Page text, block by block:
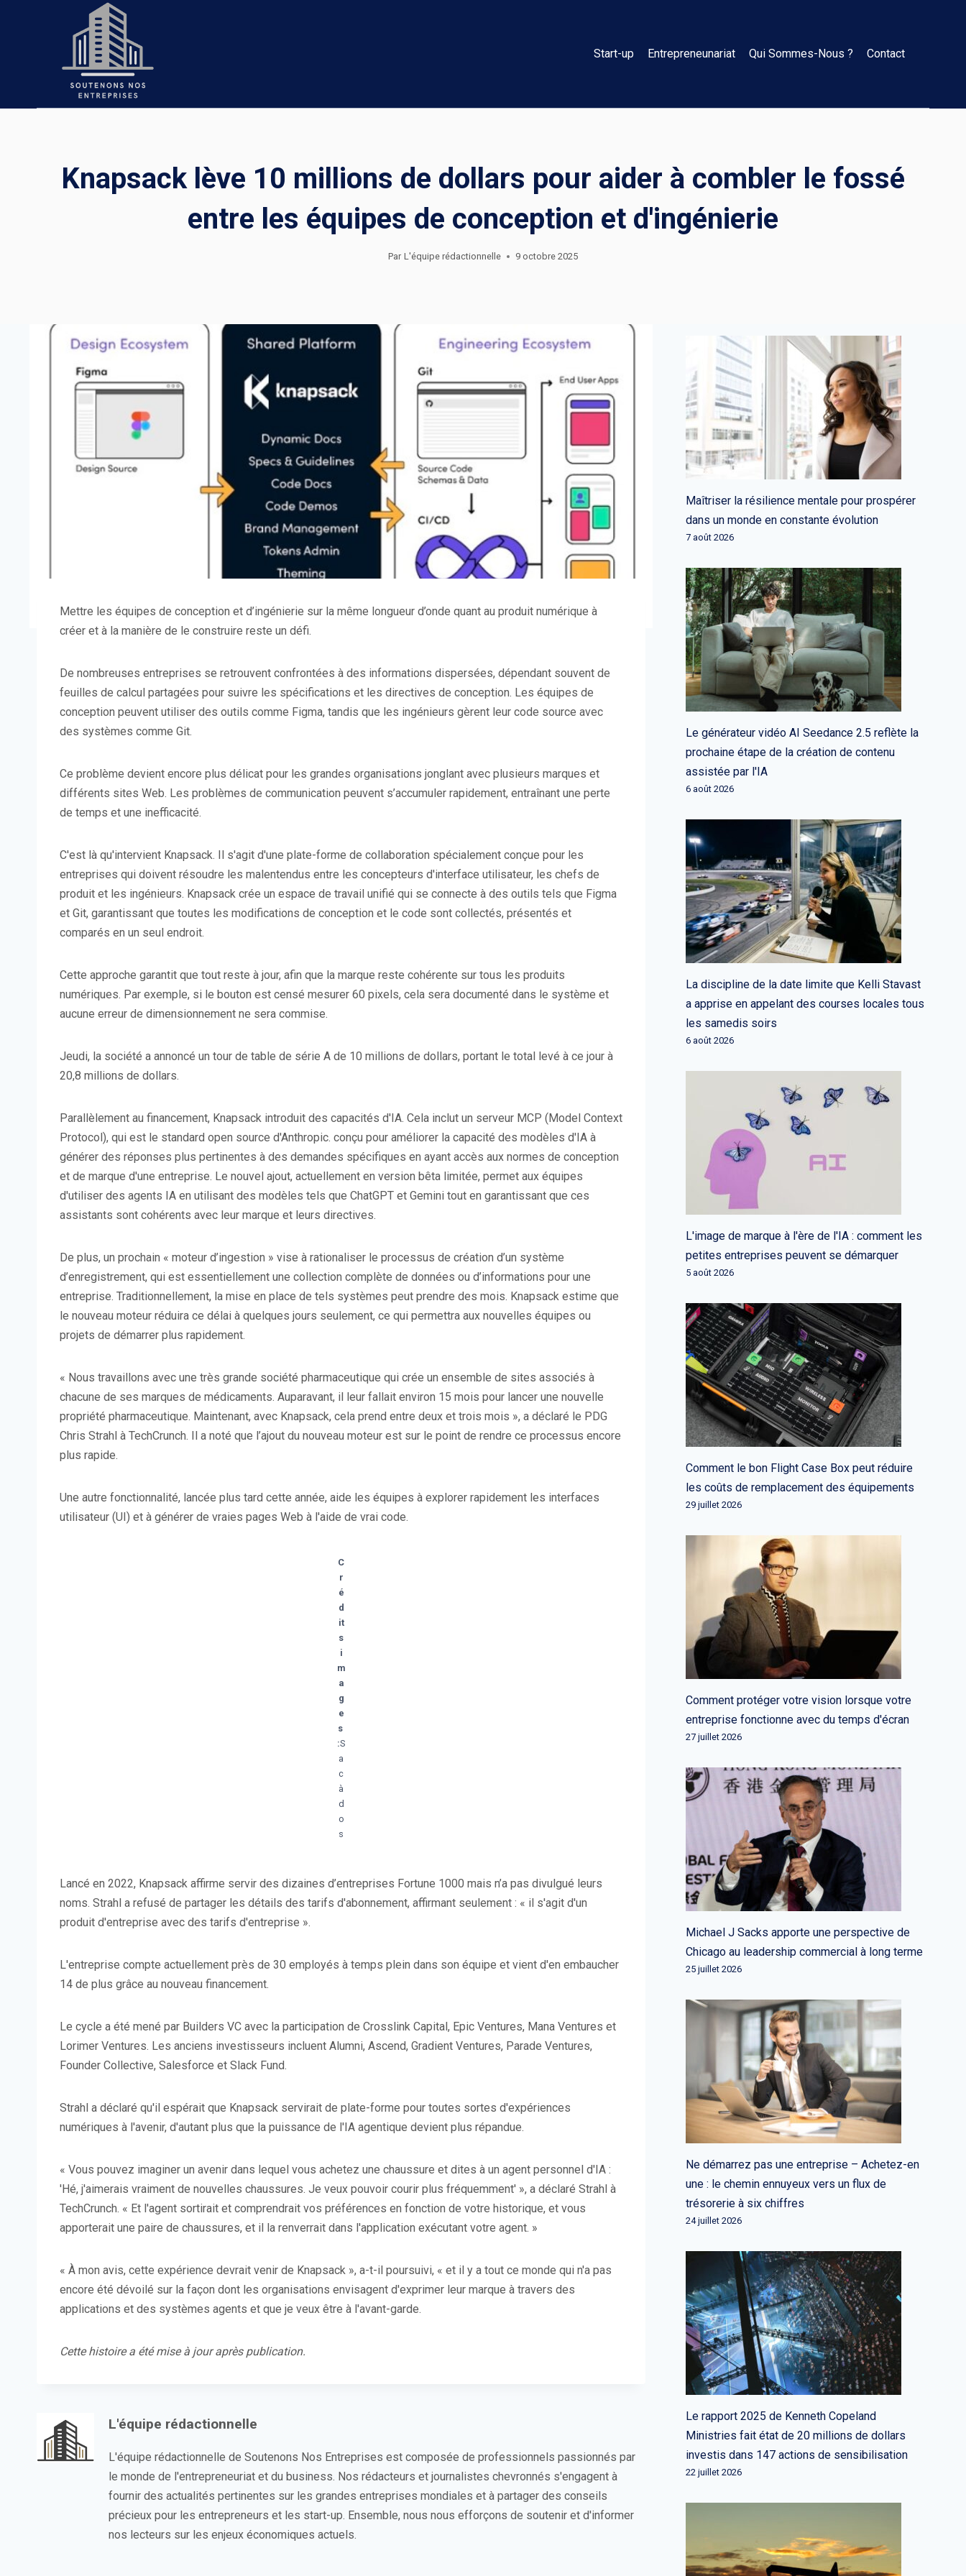
Start-up Entrepreneunariat Qui Sommes-Nous ? Contact
Knapsack lève 10 millions de dollars pour aider à combler le fossé
entre les équipes de conception et d'ingénierie
Par L'équipe rédactionnelle 9 octobre 2025
Mettre les équipes de conception et d’ingénierie sur la même longueur d’onde quant au produit numérique à
créer et à la manière de le construire reste un défi.
De nombreuses entreprises se retrouvent confrontées à des informations dispersées, dépendant souvent de
feuilles de calcul partagées pour suivre les spécifications et les directives de conception. Les équipes de
conception peuvent utiliser des outils comme Figma, tandis que les ingénieurs gèrent leur code source avec
des systèmes comme Git.
Ce problème devient encore plus délicat pour les grandes organisations jonglant avec plusieurs marques et
différents sites Web. Les problèmes de communication peuvent s’accumuler rapidement, entraînant une perte
de temps et une inefficacité.
C'est là qu'intervient Knapsack. Il s'agit d'une plate-forme de collaboration spécialement conçue pour les
entreprises qui doivent résoudre les malentendus entre les concepteurs d'interface utilisateur, les chefs de
produit et les ingénieurs. Knapsack crée un espace de travail unifié qui se connecte à des outils tels que Figma
et Git, garantissant que toutes les modifications de conception et le code sont collectés, présentés et
comparés en un seul endroit.
Cette approche garantit que tout reste à jour, afin que la marque reste cohérente sur tous les produits
numériques. Par exemple, si le bouton est censé mesurer 60 pixels, cela sera documenté dans le système et
aucune erreur de dimensionnement ne sera commise.
Jeudi, la société a annoncé un tour de table de série A de 10 millions de dollars, portant le total levé à ce jour à
20,8 millions de dollars.
Parallèlement au financement, Knapsack introduit des capacités d'IA. Cela inclut un serveur MCP (Model Context
Protocol), qui est le standard open source d'Anthropic. conçu pour améliorer la capacité des modèles d'IA à
générer des réponses plus pertinentes à des demandes spécifiques en ayant accès aux normes de conception
et de marque d'une entreprise. Le nouvel ajout, actuellement en version bêta limitée, permet aux équipes
d'utiliser des agents IA en utilisant des modèles tels que ChatGPT et Gemini tout en garantissant que ces
assistants sont cohérents avec leur marque et leurs directives.
De plus, un prochain « moteur d’ingestion » vise à rationaliser le processus de création d’un système
d’enregistrement, qui est essentiellement une collection complète de données ou d’informations pour une
entreprise. Traditionnellement, la mise en place de tels systèmes peut prendre des mois. Knapsack estime que
le nouveau moteur réduira ce délai à quelques jours seulement, ce qui permettra aux nouvelles équipes ou
projets de démarrer plus rapidement.
« Nous travaillons avec une très grande société pharmaceutique qui crée un ensemble de sites associés à
chacune de ses marques de médicaments. Auparavant, il leur fallait environ 15 mois pour lancer une nouvelle
propriété pharmaceutique. Maintenant, avec Knapsack, cela prend entre deux et trois mois », a déclaré le PDG
Chris Strahl à TechCrunch. Il a noté que l’ajout du nouveau moteur est sur le point de rendre ce processus encore
plus rapide.
Une autre fonctionnalité, lancée plus tard cette année, aide les équipes à explorer rapidement les interfaces
utilisateur (UI) et à générer de vraies pages Web à l'aide de vrai code.
C
r
é
d
it
s
i
m
a
g
e
s
:S
a
c
à
d
o
s
Lancé en 2022, Knapsack affirme servir des dizaines d’entreprises Fortune 1000 mais n’a pas divulgué leurs
noms. Strahl a refusé de partager les détails des tarifs d'abonnement, affirmant seulement : « il s'agit d'un
produit d'entreprise avec des tarifs d'entreprise ».
L'entreprise compte actuellement près de 30 employés à temps plein dans son équipe et vient d'en embaucher
14 de plus grâce au nouveau financement.
Le cycle a été mené par Builders VC avec la participation de Crosslink Capital, Epic Ventures, Mana Ventures et
Lorimer Ventures. Les anciens investisseurs incluent Alumni, Ascend, Gradient Ventures, Parade Ventures,
Founder Collective, Salesforce et Slack Fund.
Strahl a déclaré qu'il espérait que Knapsack servirait de plate-forme pour toutes sortes d'expériences
numériques à l'avenir, d'autant plus que la puissance de l'IA agentique devient plus répandue.
« Vous pouvez imaginer un avenir dans lequel vous achetez une chaussure et dites à un agent personnel d'IA :
'Hé, j'aimerais vraiment de nouvelles chaussures. Je veux pouvoir courir plus fréquemment' », a déclaré Strahl à
TechCrunch. « Et l'agent sortirait et comprendrait vos préférences en fonction de votre historique, et vous
apporterait une paire de chaussures, et il la renverrait dans l'application exécutant votre agent. »
« À mon avis, cette expérience devrait venir de Knapsack », a-t-il poursuivi, « et il y a tout ce monde qui n'a pas
encore été dévoilé sur la façon dont les organisations envisagent d'exprimer leur marque à travers des
applications et des systèmes agents et que je veux être à l'avant-garde.
Cette histoire a été mise à jour après publication.
L'équipe rédactionnelle
L'équipe rédactionnelle de Soutenons Nos Entreprises est composée de professionnels passionnés par
le monde de l'entrepreneuriat et du business. Nos rédacteurs et journalistes chevronnés s'engagent à
fournir des actualités pertinentes sur les grandes entreprises mondiales et à partager des conseils
précieux pour les entrepreneurs et les start-up. Ensemble, nous nous efforçons de soutenir et d'informer
nos lecteurs sur les enjeux économiques actuels.
Maîtriser la résilience mentale pour prospérer
dans un monde en constante évolution
7 août 2026
Le générateur vidéo AI Seedance 2.5 reflète la
prochaine étape de la création de contenu
assistée par l'IA
6 août 2026
La discipline de la date limite que Kelli Stavast
a apprise en appelant des courses locales tous
les samedis soirs
6 août 2026
L'image de marque à l'ère de l'IA : comment les
petites entreprises peuvent se démarquer
5 août 2026
Comment le bon Flight Case Box peut réduire
les coûts de remplacement des équipements
29 juillet 2026
Comment protéger votre vision lorsque votre
entreprise fonctionne avec du temps d'écran
27 juillet 2026
Michael J Sacks apporte une perspective de
Chicago au leadership commercial à long terme
25 juillet 2026
Ne démarrez pas une entreprise – Achetez-en
une : le chemin ennuyeux vers un flux de
trésorerie à six chiffres
24 juillet 2026
Le rapport 2025 de Kenneth Copeland
Ministries fait état de 20 millions de dollars
investis dans 147 actions de sensibilisation
22 juillet 2026